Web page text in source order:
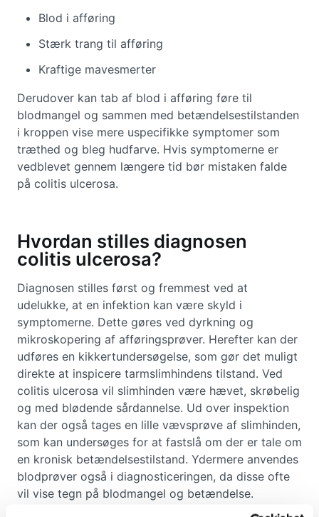
Blod i afføring
Stærk trang til afføring
Kraftige mavesmerter
Derudover kan tab af blod i afføring føre til
blodmangel og sammen med betændelsestilstanden
i kroppen vise mere uspecifikke symptomer som
træthed og bleg hudfarve. Hvis symptomerne er
vedblevet gennem længere tid bør mistaken falde
på colitis ulcerosa.
Hvordan stilles diagnosen
colitis ulcerosa?
Diagnosen stilles først og fremmest ved at
udelukke, at en infektion kan være skyld i
symptomerne. Dette gøres ved dyrkning og
mikroskopering af afføringsprøver. Herefter kan der
udføres en kikkertundersøgelse, som gør det muligt
direkte at inspicere tarmslimhindens tilstand. Ved
colitis ulcerosa vil slimhinden være hævet, skrøbelig
og med blødende sårdannelse. Ud over inspektion
kan der også tages en lille vævsprøve af slimhinden,
som kan undersøges for at fastslå om der er tale om
en kronisk betændelsestilstand. Ydermere anvendes
blodprøver også i diagnosticeringen, da disse ofte
vil vise tegn på blodmangel og betændelse.